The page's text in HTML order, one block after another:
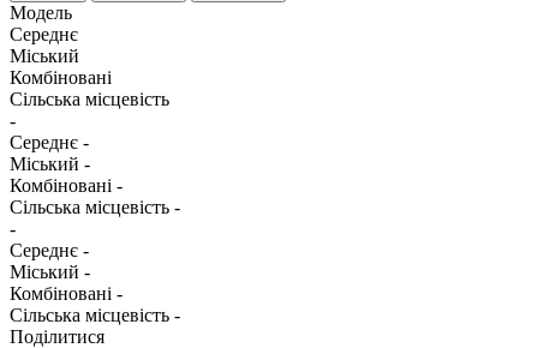
Модель
Середнє
Міський
Комбіновані
Сільська місцевість
-
Середнє -
Міський -
Комбіновані -
Сільська місцевість -
-
Середнє -
Міський -
Комбіновані -
Сільська місцевість -
Поділитися